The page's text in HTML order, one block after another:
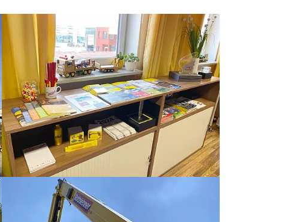
Show larger version
Show larger version